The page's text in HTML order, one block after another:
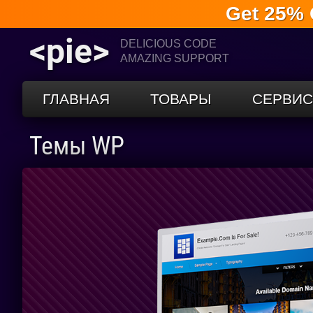
Get 25%
<pie>
DELICIOUS CODE
AMAZING SUPPORT
ГЛАВНАЯ ТОВАРЫ
Темы WP